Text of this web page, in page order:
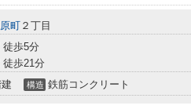
町 ２丁目
徒歩5分
徒歩21分
構造 鉄筋コンクリート